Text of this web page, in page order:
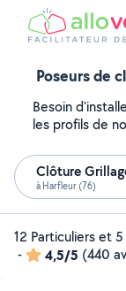
Poseurs de
Besoin
les profils de
Clôture
à Harfleur (76)
12 Particuliers et
-
4,5/5 (440